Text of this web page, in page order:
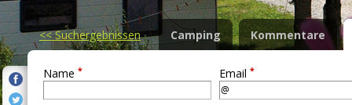
<<Suchergebnissen Camping Kommentare
Name * Email *